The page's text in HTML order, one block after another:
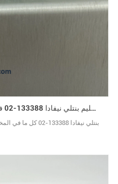
يمكن تسليم بنتلي نيفادا 133388-02 في الأوراق المالية على الفور
بنتلي نيفادا 133388-02 كل ما في المخزون 100 ٪ منتجات أصلية جديدة